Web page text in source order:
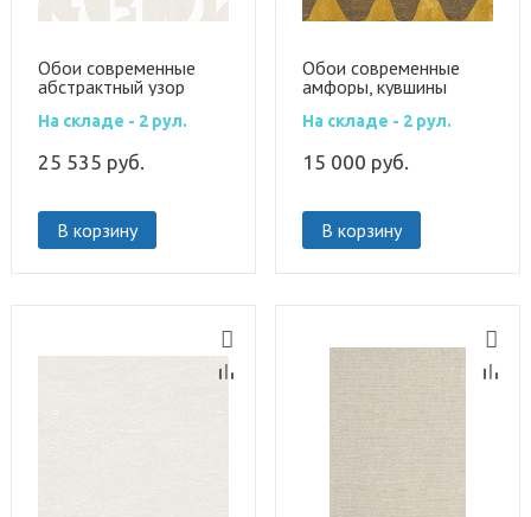
Обои современные
абстрактный узор
На складе - 2 рул.
25 535 руб.
В корзину
Обои современные
амфоры, кувшины
На складе - 2 рул.
15 000 руб.
В корзину